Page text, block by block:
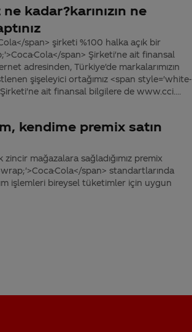
ne kadar?karınızın ne
span> şirketi %100 halka açık bir
Cola</span> Şirketi'ne ait finansal
adresinden, Türkiye'de markalarımızın
şişeleyici ortağımız <span style='white-
ait finansal bilgilere de www.cci....
kendime premix satın
mağazalara sağladığımız premix
Cola</span> standartlarında
işlemleri bireysel tüketimler için uygun